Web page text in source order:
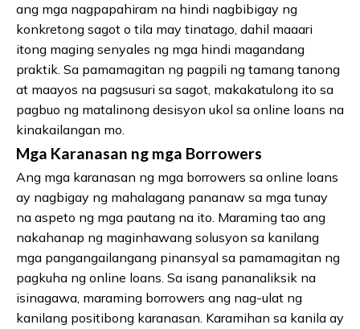
ang mga nagpapahiram na hindi nagbibigay ng
konkretong sagot o tila may tinatago, dahil maaari
itong maging senyales ng mga hindi magandang
praktik. Sa pamamagitan ng pagpili ng tamang tanong
at maayos na pagsusuri sa sagot, makakatulong ito sa
pagbuo ng matalinong desisyon ukol sa online loans na
kinakailangan mo.
Mga Karanasan ng mga Borrowers
Ang mga karanasan ng mga borrowers sa online loans
ay nagbigay ng mahalagang pananaw sa mga tunay
na aspeto ng mga pautang na ito. Maraming tao ang
nakahanap ng maginhawang solusyon sa kanilang
mga pangangailangang pinansyal sa pamamagitan ng
pagkuha ng online loans. Sa isang pananaliksik na
isinagawa, maraming borrowers ang nag-ulat ng
kanilang positibong karanasan. Karamihan sa kanila ay